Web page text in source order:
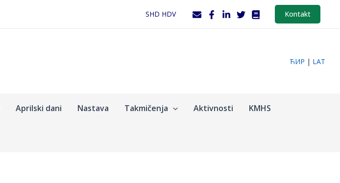
SHD HDV Kontakt
ЋИР | LAT
Aprilski dani Nastava Takmičenja Aktivnosti KMHS